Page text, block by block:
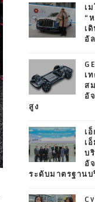
เ
“
เ
อั
เ
ส
อั
สูง
เ
เ
บ
อั
ระดับมาตรฐานบ